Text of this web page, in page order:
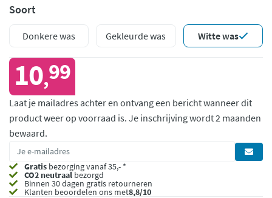
Soort
Donkere was Gekleurde was Witte was
10,99
Laat je mailadres achter en ontvang een bericht wanneer dit
product weer op voorraad is. Je inschrijving wordt 2 maanden
bewaard.
Gratis bezorging vanaf 35,- *
CO2 neutraalbezorgd
Binnen 30 dagen gratis retourneren
Klanten beoordelen ons met8,8/10